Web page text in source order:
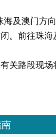
及澳门方
。前往珠海
路段现场